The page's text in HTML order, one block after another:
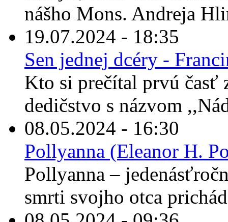
nášho Mons. Andreja
19.07.2024 - 18:35
Sen jednej dcéry -
Kto si prečítal prvú časť
dedičstvo s názvom
08.05.2024 - 16:30
Pollyanna (Eleanor H.
Pollyanna –
smrti svojho otca